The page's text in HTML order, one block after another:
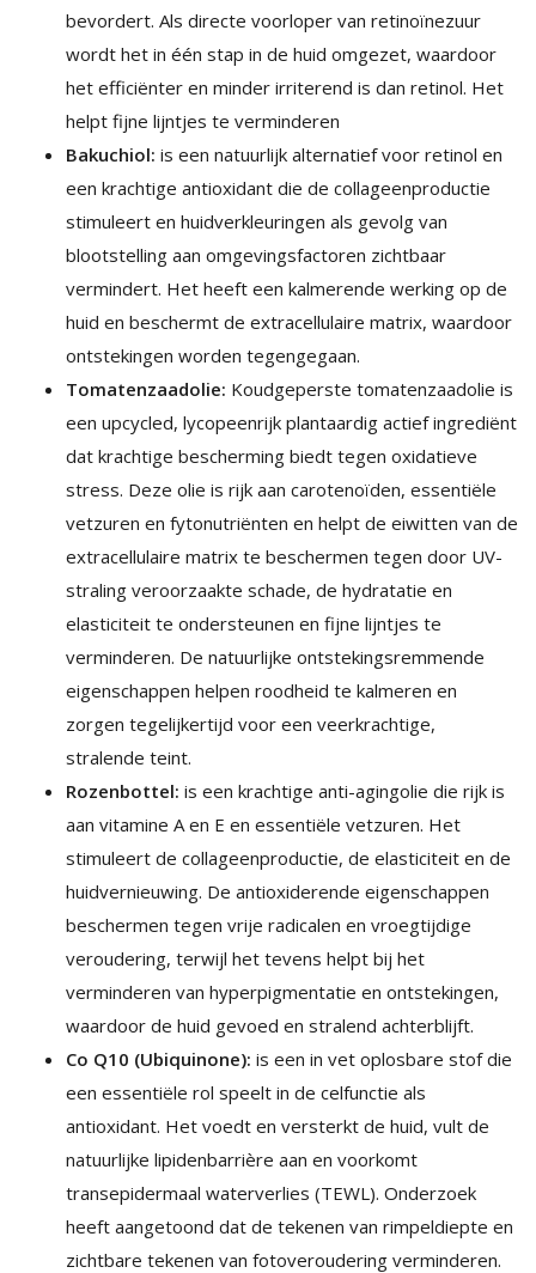
bevordert. Als directe voorloper van retinoïnezuur
wordt het in één stap in de huid omgezet, waardoor
het efficiënter en minder irriterend is dan retinol. Het
helpt fijne lijntjes te verminderen
Bakuchiol: is een natuurlijk alternatief voor retinol en
een krachtige antioxidant die de collageenproductie
stimuleert en huidverkleuringen als gevolg van
blootstelling aan omgevingsfactoren zichtbaar
vermindert. Het heeft een kalmerende werking op de
huid en beschermt de extracellulaire matrix, waardoor
ontstekingen worden tegengegaan.
Tomatenzaadolie: Koudgeperste tomatenzaadolie is
een upcycled, lycopeenrijk plantaardig actief ingrediënt
dat krachtige bescherming biedt tegen oxidatieve
stress. Deze olie is rijk aan carotenoïden, essentiële
vetzuren en fytonutriënten en helpt de eiwitten van de
extracellulaire matrix te beschermen tegen door UV-
straling veroorzaakte schade, de hydratatie en
elasticiteit te ondersteunen en fijne lijntjes te
verminderen. De natuurlijke ontstekingsremmende
eigenschappen helpen roodheid te kalmeren en
zorgen tegelijkertijd voor een veerkrachtige,
stralende teint.
Rozenbottel: is een krachtige anti-agingolie die rijk is
aan vitamine A en E en essentiële vetzuren. Het
stimuleert de collageenproductie, de elasticiteit en de
huidvernieuwing. De antioxiderende eigenschappen
beschermen tegen vrije radicalen en vroegtijdige
veroudering, terwijl het tevens helpt bij het
verminderen van hyperpigmentatie en ontstekingen,
waardoor de huid gevoed en stralend achterblijft.
Co Q10 (Ubiquinone): is een in vet oplosbare stof die
een essentiële rol speelt in de celfunctie als
antioxidant. Het voedt en versterkt de huid, vult de
natuurlijke lipidenbarrière aan en voorkomt
transepidermaal waterverlies (TEWL). Onderzoek
heeft aangetoond dat de tekenen van rimpeldiepte en
zichtbare tekenen van fotoveroudering verminderen.